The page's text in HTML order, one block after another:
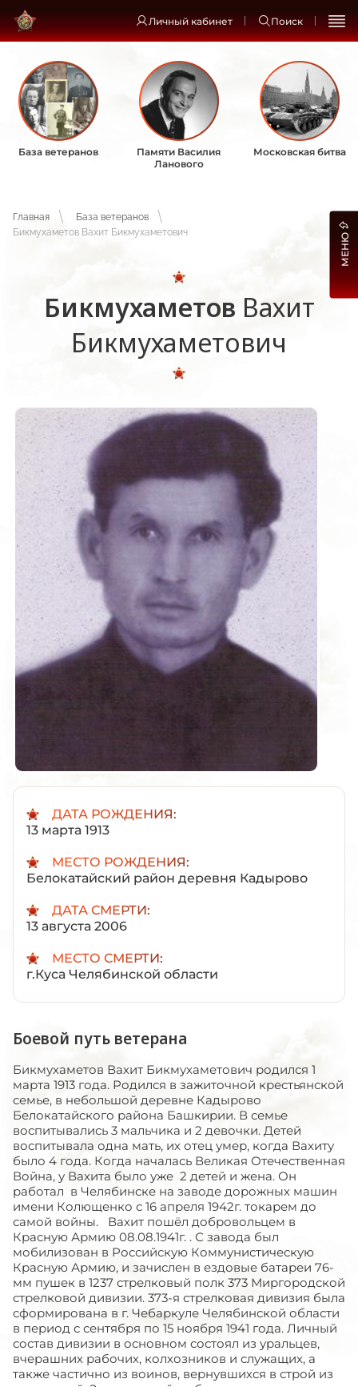
Личный кабинет Поиск
База ветеранов
Памяти Василия
Ланового
Московская битва
Главная
База ветеранов
Бикмухаметов Вахит Бикмухаметович
Бикмухаметов Вахит
Бикмухаметович
ДАТА РОЖДЕНИЯ:
13 марта 1913
МЕСТО РОЖДЕНИЯ:
Белокатайский район деревня Кадырово
ДАТА СМЕРТИ:
13 августа 2006
МЕСТО СМЕРТИ:
г.Куса Челябинской области
Боевой путь ветерана
Бикмухаметов Вахит Бикмухаметович родился 1
марта 1913 года. Родился в зажиточной крестьянской
семье, в небольшой деревне Кадырово
Белокатайского района Башкирии. В семье
воспитывались 3 мальчика и 2 девочки. Детей
воспитывала одна мать, их отец умер, когда Вахиту
было 4 года. Когда началась Великая Отечественная
Война, у Вахита было уже 2 детей и жена. Он
работал в Челябинске на заводе дорожных машин
имени Колющенко с 16 апреля 1942г. токарем до
самой войны. Вахит пошёл добровольцем в
Красную Армию 08.08.1941г. . С завода был
мобилизован в Российскую Коммунистическую
Красную Армию, и зачислен в ездовые батареи 76-
мм пушек в 1237 стрелковый полк 373 Миргородской
стрелковой дивизии. 373-я стрелковая дивизия была
сформирована в г. Чебаркуле Челябинской области
в период с сентября по 15 ноября 1941 года. Личный
состав дивизии в основном состоял из уральцев,
вчерашних рабочих, колхозников и служащих, а
также частично из воинов, вернувшихся в строй из
МЕНЮ